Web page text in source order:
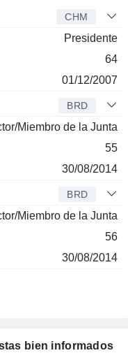
CHM
Presidente
64
01/12/2007
BRD
Miembro de la Junta
55
30/08/2014
BRD
Miembro de la Junta
56
30/08/2014
bien informados